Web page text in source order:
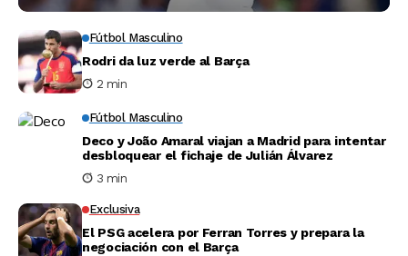
Fútbol Masculino
Rodri da luz verde al Barça
2 min
Fútbol Masculino
Deco y João Amaral viajan a Madrid para intentar
desbloquear el fichaje de Julián Álvarez
3 min
Exclusiva
El PSG acelera por Ferran Torres y prepara la
negociación con el Barça